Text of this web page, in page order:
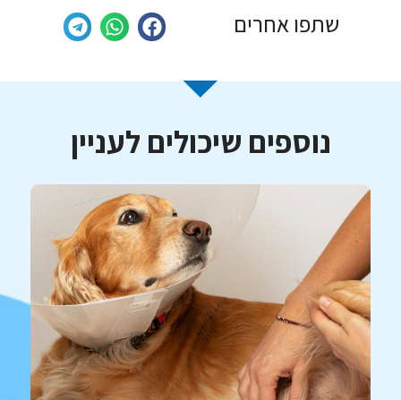
שתפו אחרים
נוספים שיכולים לעניין